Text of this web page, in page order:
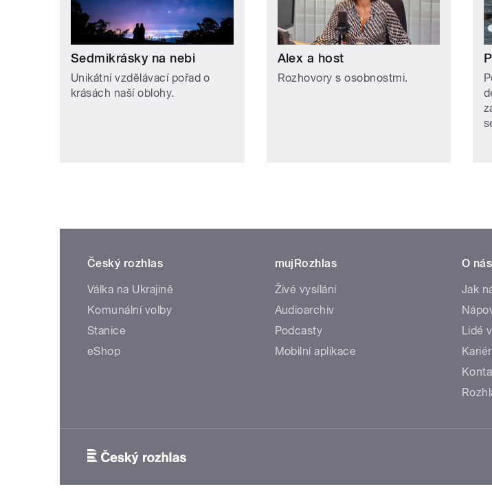
Sedmikrásky na nebi
Unikátní vzdělávací pořad o
krásách naší oblohy.
Alex a host
Rozhovory s osobnostmi.
Český rozhlas
Válka na Ukrajině
Komunální volby
Stanice
eShop
mujRozhlas
Živé vysílání
Audioarchiv
Podcasty
Mobilní aplikace
O nás
Jak
Lidé